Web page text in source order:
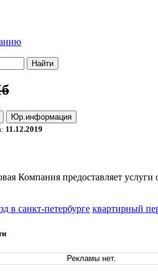
Найти
Юр.информация
11.12.2019
Компания предоставляет
в санкт-петербурге квартирный
Рекламы нет.